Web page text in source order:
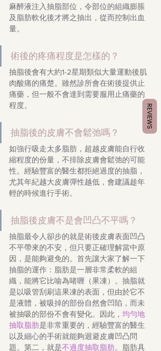
麻醉液注入抽脂部位，令部位的組織膨脹
及脂肪軟化後才將之抽出，從而控制出血
量。
術後的疼痛程度是怎樣的？
抽脂後會有大約1-2星期類似大量運動後肌
肉酸痛的痛楚。雖然診所會在術後提供止
痛藥，但一般不會達到需要服用止痛藥的
程度。
抽脂後的皮膚不會鬆弛嗎？
如強行吸走太多脂肪，超越皮膚能自行收
縮程度的份量，不排除皮膚會鬆弛的可能
性。經驗豐富的醫生都拒絕過度的抽脂，
尤其年紀越大皮膚彈性越低，會建議趁年
輕的時候進行手術。
抽脂後皮膚不是會凹凸不平嗎？
抽脂最令人卻步的就是術後皮膚表面凹凸
不平帶來的不安，但只要正確理解當中原
因，是能夠避免的。首先讓大家了解一下
抽脂的運作：脂肪是一層非常柔軟的組
織，能將它比喻為啫喱（果凍）。抽脂就
是以吸管刮刷這果凍的表面，但由於它不
是液體，被吸掉的部份自然會凹陷，而未
被抽吸的部份不會有變化。因此， 均勻地
抽取脂肪是非常重要的，經驗豐富的醫生
以及細心的手術就能夠迴避皮膚凹凸問
題。第二，就是不過度抽取脂肪。脂肪具
REVIEWS